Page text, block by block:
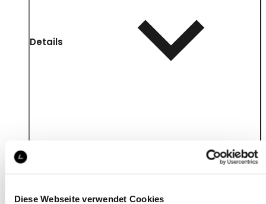
Diese Webseite verwendet Cookies
Details